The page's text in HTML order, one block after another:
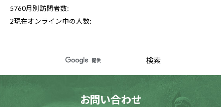
5760月別訪問者数:
2現在オンライン中の人数:
お問い合わせ